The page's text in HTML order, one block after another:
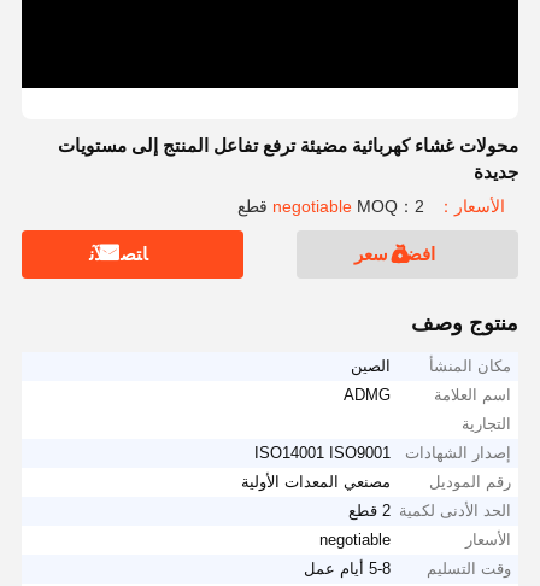
محولات غشاء كهربائية مضيئة ترفع تفاعل المنتج إلى مستويات
جديدة
الأسعار：negotiable MOQ：2 قطع
افضل سعر ﺎﺘﺼﻟ ﺍﻶﻧ
منتوج وصف
مكان المنشأ
الصين
اسم العلامة
التجارية
ADMG
إصدار الشهادات
ISO14001 ISO9001
رقم الموديل
مصنعي المعدات الأولية
الحد الأدنى لكمية 2 قطع
الأسعار
negotiable
وقت التسليم
5-8 أيام عمل